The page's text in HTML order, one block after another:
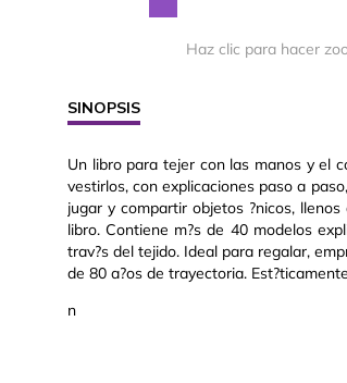
Haz clic para hacer
SINOPSIS
Un libro para tejer con las manos y el
vestirlos, con explicaciones paso a
jugar y compartir objetos ?nicos,
libro. Contiene m?s de 40 modelos
trav?s del tejido. Ideal para regalar,
de 80 a?os de trayectoria.
n